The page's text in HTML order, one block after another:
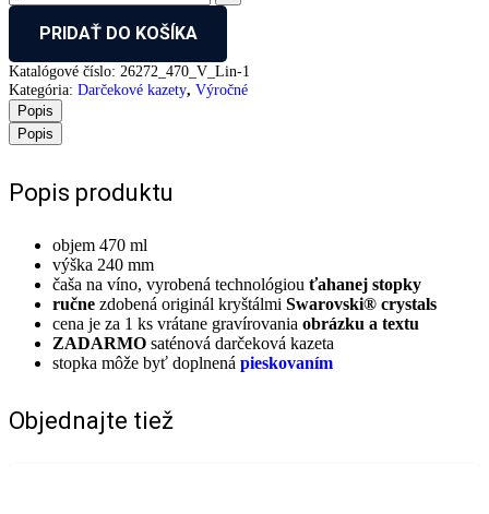
PRIDAŤ DO KOŠÍKA
Katalógové číslo: 26272_470_V_Lin-1
Kategória: Darčekové kazety, Výročné
Popis
Popis
Popis produktu
objem 470 ml
výška 240 mm
čaša na víno, vyrobená technológiou ťahanej stopky
ručne zdobená originál kryštálmi Swarovski® crystals
cena je za 1 ks vrátane gravírovania obrázku a textu
ZADARMO saténová darčeková kazeta
stopka môže byť doplnená pieskovaním
Objednajte tiež